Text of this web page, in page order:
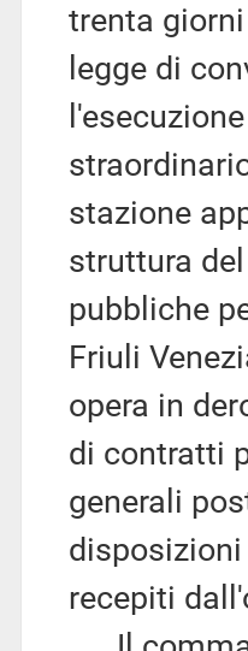
trenta
legge di
stazione
struttura
pubbliche
Friuli
opera in
di contratti
generali
recepiti